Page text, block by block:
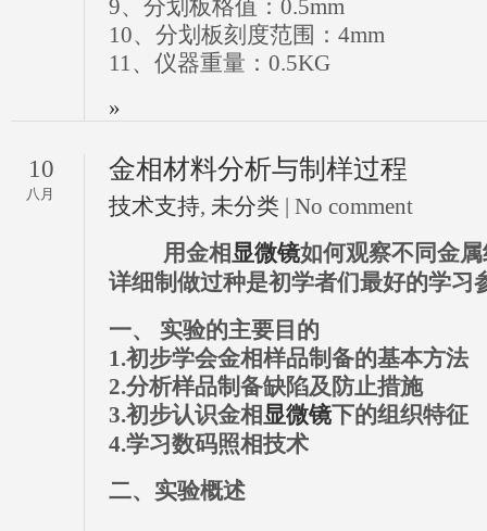
9、分划板格值：0.5mm
10、分划板刻度范围：4mm
11、仪器重量：0.5KG
»
10
八月
金相材料分析与制样过程
技术支持, 未分类 | No comment
用金相 显微镜如何观察不同金
详细制做过种是初学者们最好的学习
一、 实验的主要目的
1.初步学会金相样品制备的基本方法
2.分析样品制备缺陷及防止措施
3.初步认识金相 显微镜下的组织特征
4.学习数码照相技术
二、实验概述